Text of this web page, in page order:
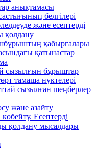
анықтамасы
белгілері
және есептерді
қолдану
қабырғалары
қатынастар
сызылғын бұрыштар
тамаша нүктелері
сызылған шеңберлер
және азайту
Есептерді
қолдану мысалдары